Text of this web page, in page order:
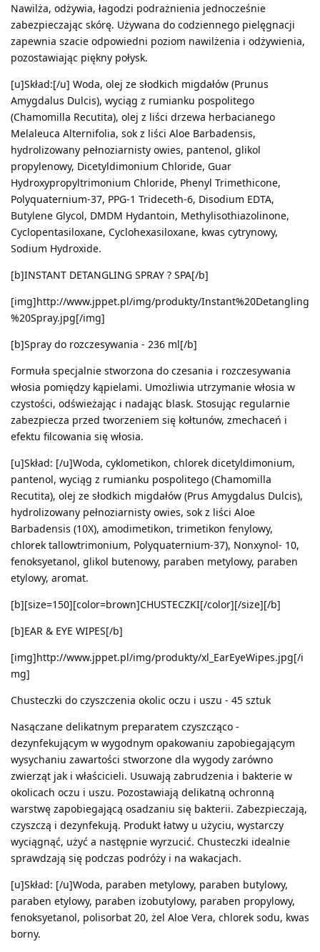
Nawilża, odżywia, łagodzi podrażnienia jednocześnie
zabezpieczając skórę. Używana do codziennego pielęgnacji
zapewnia szacie odpowiedni poziom nawilżenia i odżywienia,
pozostawiając piękny połysk.
[u]Skład:[/u] Woda, olej ze słodkich migdałów (Prunus
Amygdalus Dulcis), wyciąg z rumianku pospolitego
(Chamomilla Recutita), olej z liści drzewa herbacianego
Melaleuca Alternifolia, sok z liści Aloe Barbadensis,
hydrolizowany pełnoziarnisty owies, pantenol, glikol
propylenowy, Dicetyldimonium Chloride, Guar
Hydroxypropyltrimonium Chloride, Phenyl Trimethicone,
Polyquaternium-37, PPG-1 Trideceth-6, Disodium EDTA,
Butylene Glycol, DMDM Hydantoin, Methylisothiazolinone,
Cyclopentasiloxane, Cyclohexasiloxane, kwas cytrynowy,
Sodium Hydroxide.
[b]INSTANT DETANGLING SPRAY ? SPA[/b]
[img]http://www.jppet.pl/img/produkty/Instant%20Detangling
%20Spray.jpg[/img]
[b]Spray do rozczesywania - 236 ml[/b]
Formuła specjalnie stworzona do czesania i rozczesywania
włosia pomiędzy kąpielami. Umożliwia utrzymanie włosia w
czystości, odświeżając i nadając blask. Stosując regularnie
zabezpiecza przed tworzeniem się kołtunów, zmechaceń i
efektu filcowania się włosia.
[u]Skład: [/u]Woda, cyklometikon, chlorek dicetyldimonium,
pantenol, wyciąg z rumianku pospolitego (Chamomilla
Recutita), olej ze słodkich migdałów (Prus Amygdalus Dulcis),
hydrolizowany pełnoziarnisty owies, sok z liści Aloe
Barbadensis (10X), amodimetikon, trimetikon fenylowy,
chlorek tallowtrimonium, Polyquaternium-37), Nonxynol- 10,
fenoksyetanol, glikol butenowy, paraben metylowy, paraben
etylowy, aromat.
[b][size=150][color=brown]CHUSTECZKI[/color][/size][/b]
[b]EAR & EYE WIPES[/b]
[img]http://www.jppet.pl/img/produkty/xl_EarEyeWipes.jpg[/i
mg]
Chusteczki do czyszczenia okolic oczu i uszu - 45 sztuk
Nasączane delikatnym preparatem czyszcząco -
dezynfekującym w wygodnym opakowaniu zapobiegającym
wysychaniu zawartości stworzone dla wygody zarówno
zwierząt jak i właścicieli. Usuwają zabrudzenia i bakterie w
okolicach oczu i uszu. Pozostawiają delikatną ochronną
warstwę zapobiegającą osadzaniu się bakterii. Zabezpieczają,
czyszczą i dezynfekują. Produkt łatwy u użyciu, wystarczy
wyciągnąć, użyć a następnie wyrzucić. Chusteczki idealnie
sprawdzają się podczas podróży i na wakacjach.
[u]Skład: [/u]Woda, paraben metylowy, paraben butylowy,
paraben etylowy, paraben izobutylowy, paraben propylowy,
fenoksyetanol, polisorbat 20, żel Aloe Vera, chlorek sodu, kwas
borny.